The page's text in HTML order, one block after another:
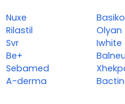
Nuxe
Rilastil
Svr
Be+
Sebamed
A-derma
Basiko
Olyan
Iwhite